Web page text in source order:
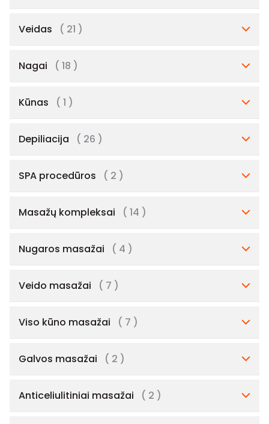
Veidas ( 21 )
Nagai ( 18 )
Kūnas ( 1 )
Depiliacija ( 26 )
SPA procedūros ( 2 )
Masažų kompleksai ( 14 )
Nugaros masažai ( 4 )
Veido masažai ( 7 )
Viso kūno masažai ( 7 )
Galvos masažai ( 2 )
Anticeliulitiniai masažai ( 2 )